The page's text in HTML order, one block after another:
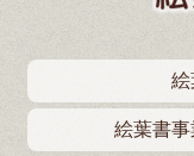
絵
絵葉書